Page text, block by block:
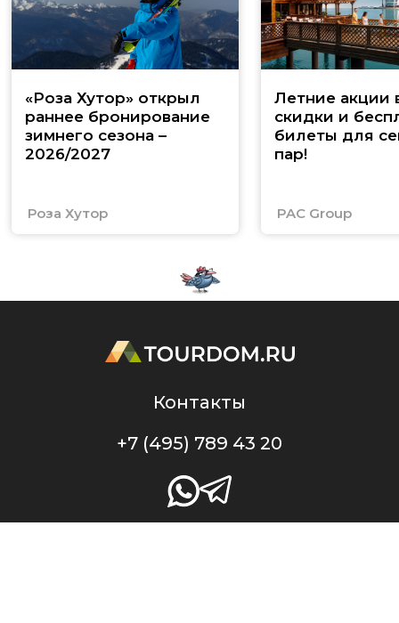
«Роза Хутор» открыл
раннее бронирование
зимнего сезона –
2026/2027
Роза Хутор
Летние акции
скидки и
билеты для
пар!
PAC Group
Контакты
+7 (495) 789 43 20